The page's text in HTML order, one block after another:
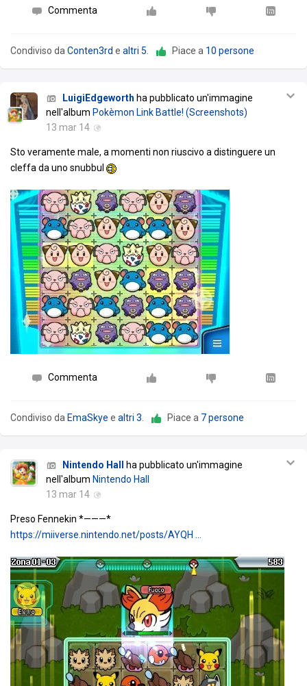
Commenta
Condiviso daConten3rd e altri 5. Piace a 10 persone
LuigiEdgeworth ha pubblicato un'immagine
nell'album Pokèmon Link Battle! (Screenshots)
13 mar 14
Sto veramente male, a momenti non riuscivo a distinguere un
cleffa da uno snubbul
Commenta
Condiviso da EmaSkye e altri 3. Piace a 7 persone
Nintendo Hall
ha pubblicato un'immagine
nell'album Nintendo Hall
13 mar 14
Preso Fennekin *———*
https://miiverse.nintendo.net/posts/AYQH …